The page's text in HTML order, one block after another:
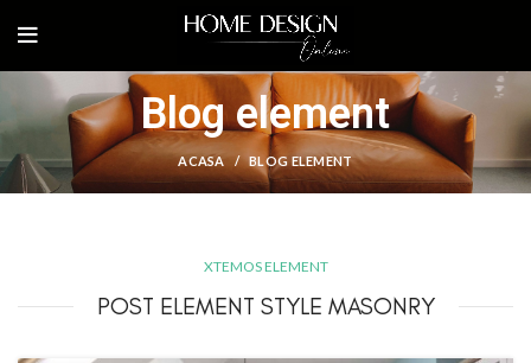
Blog element
ACASA BLOG ELEMENT
XTEMOS ELEMENT
POST ELEMENT STYLE MASONRY